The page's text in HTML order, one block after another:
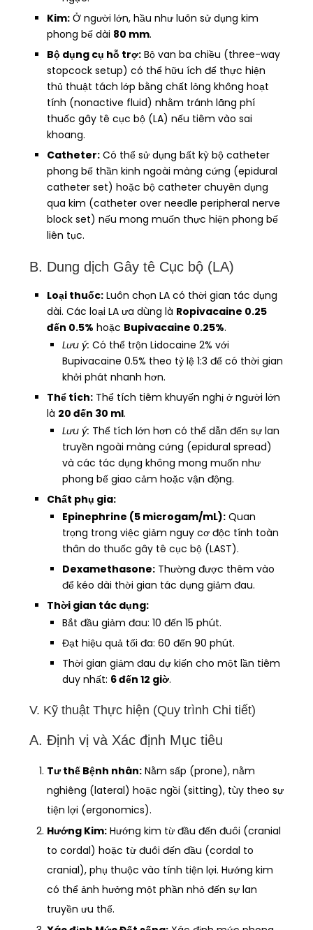
Kim: Ở người lớn, hầu như luôn sử dụng kim
phong bế dài 80 mm.
Bộ dụng cụ hỗ trợ: Bộ van ba chiều (three-way
stopcock setup) có thể hữu ích để thực hiện
thủ thuật tách lớp bằng chất lỏng không hoạt
tính (nonactive fluid) nhằm tránh lãng phí
thuốc gây tê cục bộ (LA) nếu tiêm vào sai
khoang.
Catheter: Có thể sử dụng bất kỳ bộ catheter
phong bế thần kinh ngoài màng cứng (epidural
catheter set) hoặc bộ catheter chuyên dụng
qua kim (catheter over needle peripheral nerve
block set) nếu mong muốn thực hiện phong bế
liên tục.
B. Dung dịch Gây tê Cục bộ (LA)
Loại thuốc: Luôn chọn LA có thời gian tác dụng
dài. Các loại LA ưa dùng là Ropivacaine 0.25
đến 0.5% hoặc Bupivacaine 0.25%.
Lưu ý: Có thể trộn Lidocaine 2% với
Bupivacaine 0.5% theo tỷ lệ 1:3 để có thời gian
khởi phát nhanh hơn.
Thể tích: Thể tích tiêm khuyến nghị ở người lớn
là 20 đến 30 ml.
Lưu ý: Thể tích lớn hơn có thể dẫn đến sự lan
truyền ngoài màng cứng (epidural spread)
và các tác dụng không mong muốn như
phong bế giao cảm hoặc vận động.
Chất phụ gia:
Epinephrine (5 microgam/mL): Quan
trọng trong việc giảm nguy cơ độc tính toàn
thân do thuốc gây tê cục bộ (LAST).
Dexamethasone: Thường được thêm vào
để kéo dài thời gian tác dụng giảm đau.
Thời gian tác dụng:
Bắt đầu giảm đau: 10 đến 15 phút.
Đạt hiệu quả tối đa: 60 đến 90 phút.
Thời gian giảm đau dự kiến cho một lần tiêm
duy nhất: 6 đến 12 giờ.
V. Kỹ thuật Thực hiện (Quy trình Chi tiết)
A. Định vị và Xác định Mục tiêu
Tư thế Bệnh nhân: Nằm sấp (prone), nằm
nghiêng (lateral) hoặc ngồi (sitting), tùy theo sự
tiện lợi (ergonomics).
Hướng Kim: Hướng kim từ đầu đến đuôi (cranial
to cordal) hoặc từ đuôi đến đầu (cordal to
cranial), phụ thuộc vào tính tiện lợi. Hướng kim
có thể ảnh hưởng một phần nhỏ đến sự lan
truyền ưu thế.